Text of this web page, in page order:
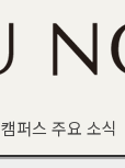
캠퍼스 주요 소식